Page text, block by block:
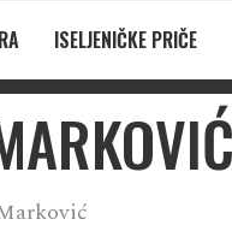
ISELJENIČKE PRIČE